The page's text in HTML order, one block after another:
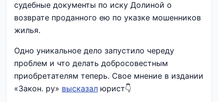
судебные документы по иску Долиной о
возврате проданного ею по указке мошенников
жилья.
Одно уникальное дело запустило череду
проблем и что делать добросовестным
приобретателям теперь. Свое мнение в издании
«Закон. ру» высказал юрист👇